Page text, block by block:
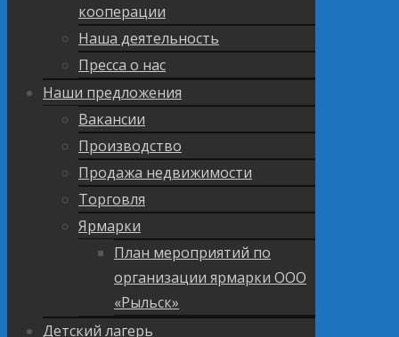
кооперации
Наша деятельность
Пресса о нас
Наши предложения
Вакансии
Производство
Продажа недвижимости
Торговля
Ярмарки
План мероприятий по
организации ярмарки ООО
«Рыльск»
Детский лагерь